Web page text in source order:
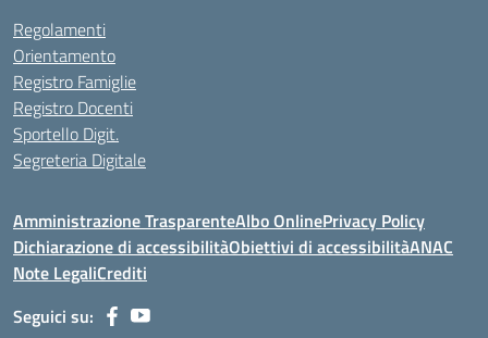
Regolamenti
Orientamento
Registro Famiglie
Registro Docenti
Sportello Digit.
Segreteria Digitale
Amministrazione TrasparenteAlbo OnlinePrivacy Policy
Dichiarazione di accessibilitàObiettivi di accessibilitàANAC
Note LegaliCrediti
Seguici su: